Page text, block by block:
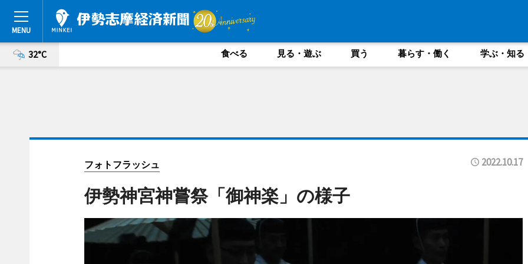
32°C 食べる 見る・遊ぶ 買う 暮らす・働く 学ぶ・知る
フォトフラッシュ 2022.10.17
伊勢神宮神嘗祭「御神楽」の様子